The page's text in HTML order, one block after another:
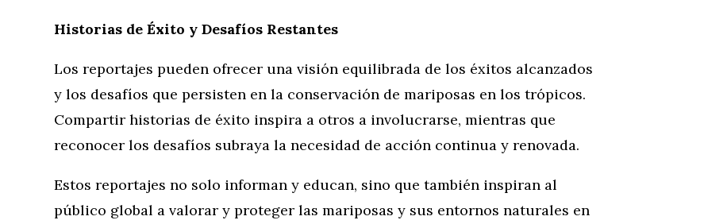
Historias de Éxito y Desafíos Restantes
Los reportajes pueden ofrecer una visión equilibrada de los éxitos alcanzados
y los desafíos que persisten en la conservación de mariposas en los trópicos.
Compartir historias de éxito inspira a otros a involucrarse, mientras que
reconocer los desafíos subraya la necesidad de acción continua y renovada.
Estos reportajes no solo informan y educan, sino que también inspiran al
público global a valorar y proteger las mariposas y sus entornos naturales en